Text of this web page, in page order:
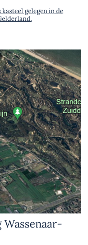
gelegen in de